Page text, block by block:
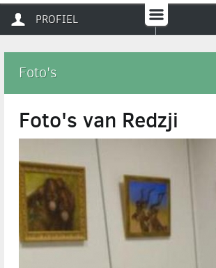
PROFIEL
Foto's
Foto's van Redzji